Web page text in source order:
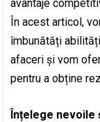
avantaje
În acest articol,
îmbunătăți
afaceri și vom
pentru a obține
Înțelege nevoile